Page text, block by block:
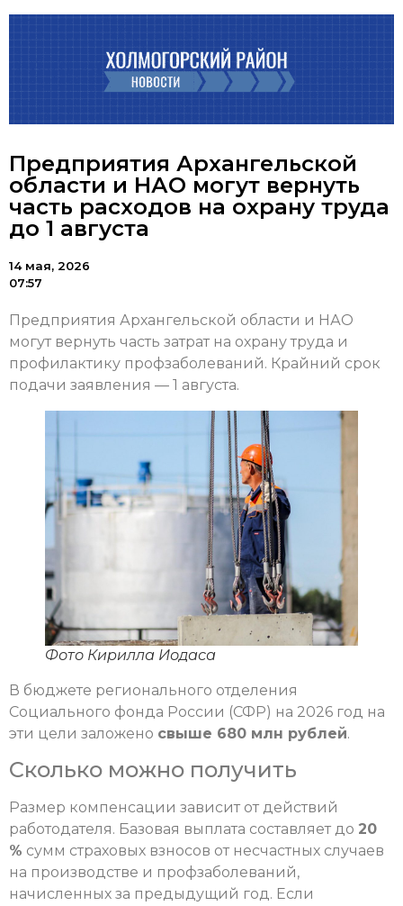
Предприятия Архангельской
области и НАО могут вернуть
часть расходов на охрану труда
до 1 августа
14 мая, 2026
07:57
Предприятия Архангельской области и НАО
могут вернуть часть затрат на охрану труда и
профилактику профзаболеваний. Крайний срок
подачи заявления — 1 августа.
Фото Кирилла Иодаса
В бюджете регионального отделения
Социального фонда России (СФР) на 2026 год на
эти цели заложено свыше 680 млн рублей.
Сколько можно получить
Размер компенсации зависит от действий
работодателя. Базовая выплата составляет до 20
% сумм страховых взносов от несчастных случаев
на производстве и профзаболеваний,
начисленных за предыдущий год. Если